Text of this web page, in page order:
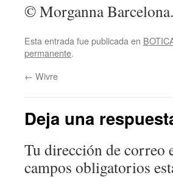
© Morganna Barcelona.
Esta entrada fue publicada en
permanente.
← Wivre
Deja una
Tu dirección de correo
campos obligatorios